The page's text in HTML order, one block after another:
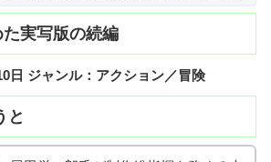
実写版の続編
日 ジャンル：アクション／冒険
と